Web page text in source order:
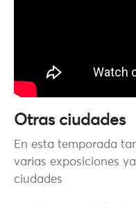
Otras ciudades
En esta temporada
varias exposiciones
ciudades